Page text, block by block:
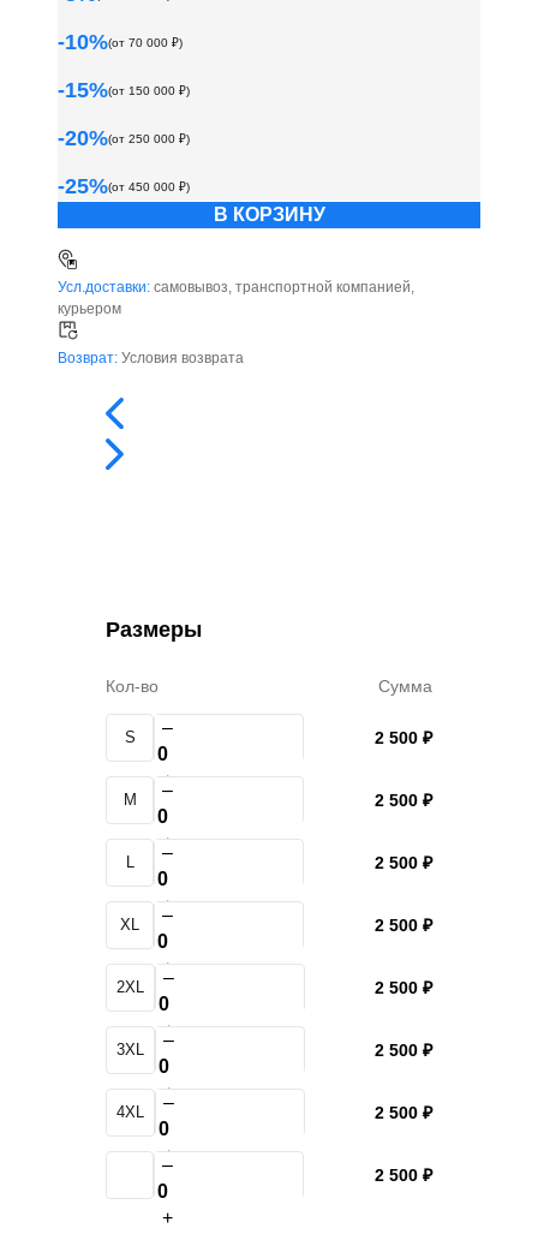
Размеры
Кол-во Сумма
S –
+
2 500 ₽
M –
+
2 500 ₽
L –
+
2 500 ₽
XL –
+
2 500 ₽
2XL –
+
2 500 ₽
3XL –
+
2 500 ₽
4XL –
+
2 500 ₽
–
+
2 500 ₽
-10%(от 70 000 ₽)
-15%(от 150 000 ₽)
-20%(от 250 000 ₽)
-25%(от 450 000 ₽)
В КОРЗИНУ
Усл.доставки: самовывоз, транспортной компанией,
курьером
Возврат: Условия возврата